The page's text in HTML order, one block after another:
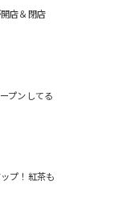
店＆閉店
プンしてる
プ！紅茶も